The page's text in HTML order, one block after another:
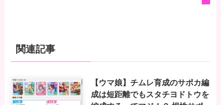
関連記事
【ウマ娘】チムレ育成のサポカ編
成は短距離でもスタチヨドトウを